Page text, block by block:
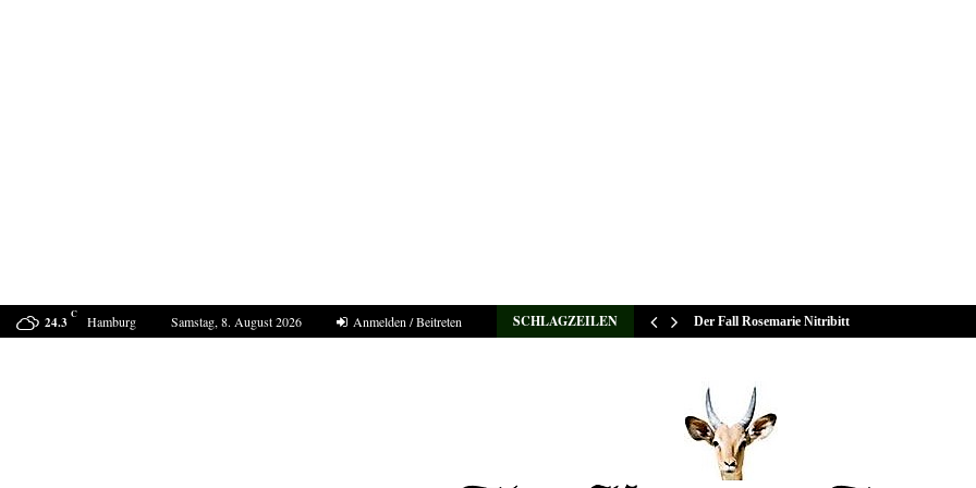
24.3 C Hamburg Samstag, 8. August 2026 Anmelden / Beitreten SCHLAGZEILEN
Drohne am Leipziger Flughafen- wie sollte die… Der Fall Rosemarie Nitribitt